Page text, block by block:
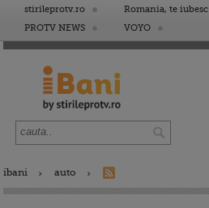
stirileprotv.ro Romania, te iubesc
PROTV NEWS
VOYO
ibani auto